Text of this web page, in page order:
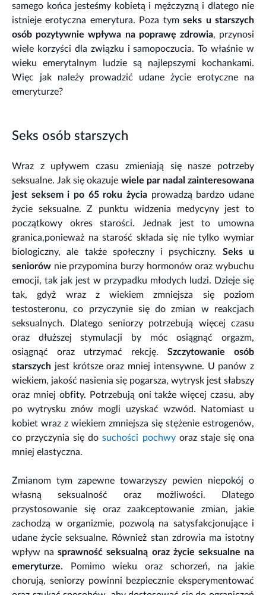
samego końca jesteśmy kobietą i mężczyzną i dlatego nie
istnieje erotyczna emerytura. Poza tymseks u starszych
osób pozytywnie wpływa na poprawę zdrowia, przynosi
wiele korzyści dla związku i samopoczucia. To właśnie w
wieku emerytalnym ludzie są najlepszymi kochankami.
Więc jak należy prowadzić udane życie erotyczne na
emeryturze?
Seks osób starszych
Wraz z upływem czasu zmieniają się nasze potrzeby
seksualne. Jak się okazuje wiele par nadal zainteresowana
jest seksem i po 65 roku życia prowadzą bardzo udane
życie seksualne. Z punktu widzenia medycyny jest to
początkowy okres starości. Jednak jest to umowna
granica,ponieważ na starość składa się nie tylko wymiar
biologiczny, ale także społeczny i psychiczny. Seks u
seniorów nie przypomina burzy hormonów oraz wybuchu
emocji, tak jak jest w przypadku młodych ludzi. Dzieje się
tak, gdyż wraz z wiekiem zmniejsza się poziom
testosteronu, co przyczynie się do zmian w reakcjach
seksualnych. Dlatego seniorzy potrzebują więcej czasu
oraz dłuższej stymulacji by móc osiągnąć orgazm,
osiągnąć oraz utrzymać rekcję. Szczytowanie osób
starszych jest krótsze oraz mniej intensywne. U panów z
wiekiem, jakość nasienia się pogarsza, wytrysk jest słabszy
oraz mniej obfity. Potrzebują oni także więcej czasu, aby
po wytrysku znów mogli uzyskać wzwód. Natomiast u
kobiet wraz z wiekiem zmniejsza się stężenie estrogenów,
co przyczynia się dosuchości pochwyoraz staje się ona
mniej elastyczna.
Zmianom tym zapewne towarzyszy pewien niepokój o
własną seksualność oraz możliwości. Dlatego
przystosowanie się oraz zaakceptowanie zmian, jakie
zachodzą w organizmie, pozwolą na satysfakcjonujące i
udane życie seksualne. Również stan zdrowia ma istotny
wpływ nasprawność seksualną oraz życie seksualne na
emeryturze. Pomimo wieku oraz schorzeń, na jakie
chorują, seniorzy powinni bezpiecznie eksperymentować